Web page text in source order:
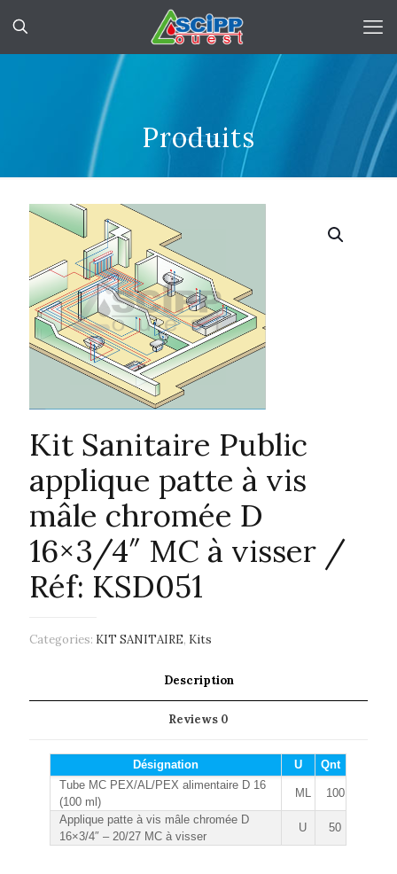
Produits
Kit Sanitaire Public
applique patte à vis
mâle chromée D
16×3/4″ MC à visser /
Réf: KSD051
Categories: KIT SANITAIRE, Kits
Description
Reviews 0
Désignation U
Qnt
Tube MC PEX/AL/PEX alimentaire D 16
(100 ml)
ML
100
Applique patte à vis mâle chromée D
16×3/4″ – 20/27 MC à visser
U 50